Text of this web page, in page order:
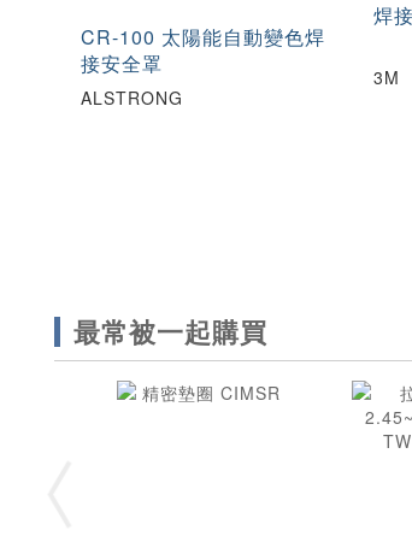
CR-100 太陽能自動變色焊
接安全罩
ALSTRONG
焊
3M
最常被一起購買